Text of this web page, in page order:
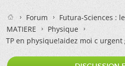
Forum
Futura-Sciences :
MATIERE
Physique
TP en physique!aidez moi c